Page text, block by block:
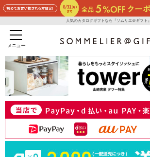
人気のカタログギフトなら『ソムリエ＠ギフト』
メニュー